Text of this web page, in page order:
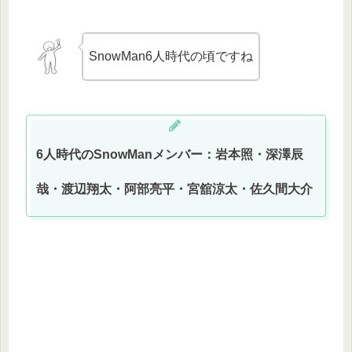
SnowMan6人時代の頃ですね
6人時代のSnowManメンバー：岩本照・深澤辰
哉・渡辺翔太・阿部亮平・宮舘涼太・佐久間大介